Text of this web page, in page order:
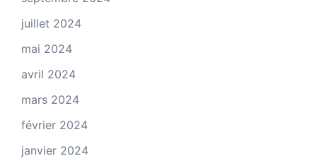
juillet 2024
mai 2024
avril 2024
mars 2024
février 2024
janvier 2024